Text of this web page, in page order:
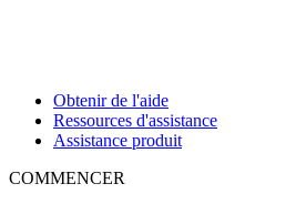
Obtenir de l'aide
Ressources d'assistance
Assistance produit
COMMENCER